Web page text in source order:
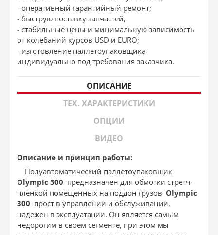
- оперативный гарантийный ремонт;
- быструю поставку запчастей;
- стабильные цены и минимальную зависимость
от колебаний курсов USD и EURO;
- изготовление паллетоупаковщика
индивидуально под требования заказчика.
ОПИСАНИЕ
ТЕХ. ХАРАКТЕРИСТИКИ
ОПЦИИ
ВИДЕО
Описание и принцип работы:
Полуавтоматический паллетоупаковщик
Olympic 300 предназначен для обмотки стретч-
пленкой помещенных на поддон грузов. Olympic
300 прост в управлении и обслуживании,
надежен в эксплуатации. Он является самым
недорогим в своем сегменте, при этом мы